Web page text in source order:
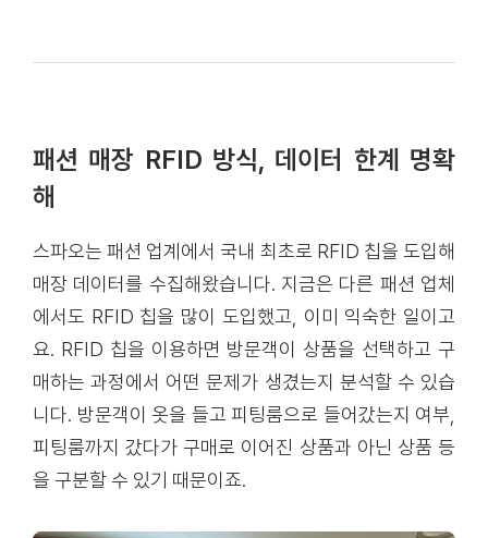
패션 매장 RFID 방식, 데이터 한계 명확
해
스파오는 패션 업계에서 국내 최초로 RFID 칩을 도입해
매장 데이터를 수집해왔습니다. 지금은 다른 패션 업체
에서도 RFID 칩을 많이 도입했고, 이미 익숙한 일이고
요. RFID 칩을 이용하면 방문객이 상품을 선택하고 구
매하는 과정에서 어떤 문제가 생겼는지 분석할 수 있습
니다. 방문객이 옷을 들고 피팅룸으로 들어갔는지 여부,
피팅룸까지 갔다가 구매로 이어진 상품과 아닌 상품 등
을 구분할 수 있기 때문이죠.